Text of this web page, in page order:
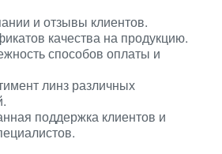
и отзывы клиентов.
качества на продукцию.
способов оплаты и
линз различных
поддержка клиентов и